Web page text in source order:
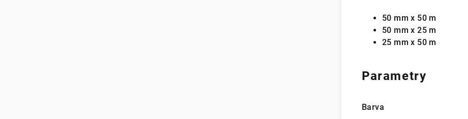
50 mm x 50 m
50 mm x 25 m
25 mm x 50 m
Parametry
Barva